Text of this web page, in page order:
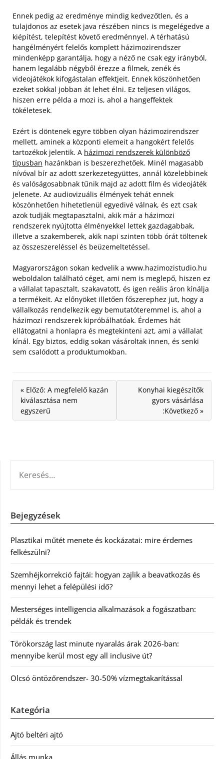
Ennek pedig az eredménye mindig kedvezőtlen, és a
tulajdonos az esetek java részében nincs is megelégedve a
kiépítést, telepítést követő eredménnyel. A térhatású
hangélményért felelős komplett házimozirendszer
mindenképp garantálja, hogy a néző ne csak egy irányból,
hanem legalább négyből érezze a filmek, zenék és
videojátékok kifogástalan effektjeit. Ennek köszönhetően
ezeket sokkal jobban át lehet élni. Ez teljesen világos,
hiszen erre példa a mozi is, ahol a hangeffektek
tökéletesek.
Ezért is döntenek egyre többen olyan házimozirendszer
mellett, aminek a központi elemeit a hangokért felelős
tartozékok jelentik. A házimozi rendszerek különböző
típusban hazánkban is beszerezhetőek. Minél magasabb
nívóval bír az adott szerkezetegyüttes, annál közelebbinek
és valóságosabbnak tűnik majd az adott film és videojáték
jelenete. Az audiovizuális élmények tehát ennek
köszönhetően hihetetlenül egyedivé válnak, és ezt csak
azok tudják megtapasztalni, akik már a házimozi
rendszerek nyújtotta élményekkel lettek gazdagabbak,
illetve a szakemberek, akik napi szinten több órát töltenek
az összeszereléssel és beüzemeltetéssel.
Magyarországon sokan kedvelik a www.hazimozistudio.hu
weboldalon található céget, ami nem is meglepő, hiszen ez
a vállalat tapasztalt, szakavatott, és igen reális áron kínálja
a termékeit. Az előnyöket illetően főszerephez jut, hogy a
vállalkozás rendelkezik egy bemutatóteremmel is, ahol a
házimozi rendszerek kipróbálhatóak. Érdemes hát
ellátogatni a honlapra és megtekinteni azt, ami a vállalat
kínál. Egy biztos, eddig sokan vásároltak innen, és senki
sem csalódott a produktumokban.
« Előző: A megfelelő kazán
kiválasztása nem
egyszerű
Konyhai kiegészítők
gyors vásárlása
:Következő »
Bejegyzések
Plasztikai műtét menete és kockázatai: mire érdemes
felkészülni?
Szemhéjkorrekció fajtái: hogyan zajlik a beavatkozás és
mennyi lehet a felépülési idő?
Mesterséges intelligencia alkalmazások a fogászatban:
példák és trendek
Törökország last minute nyaralás árak 2026-ban:
mennyibe kerül most egy all inclusive út?
Olcsó öntözőrendszer- 30-50% vízmegtakarítással
Kategória
Ajtó beltéri ajtó
Állás munka